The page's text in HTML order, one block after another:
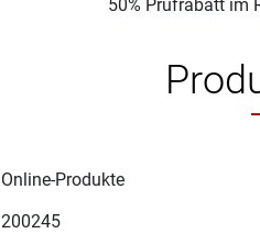
50% Prüfrabatt im
Online-Produkte
200245